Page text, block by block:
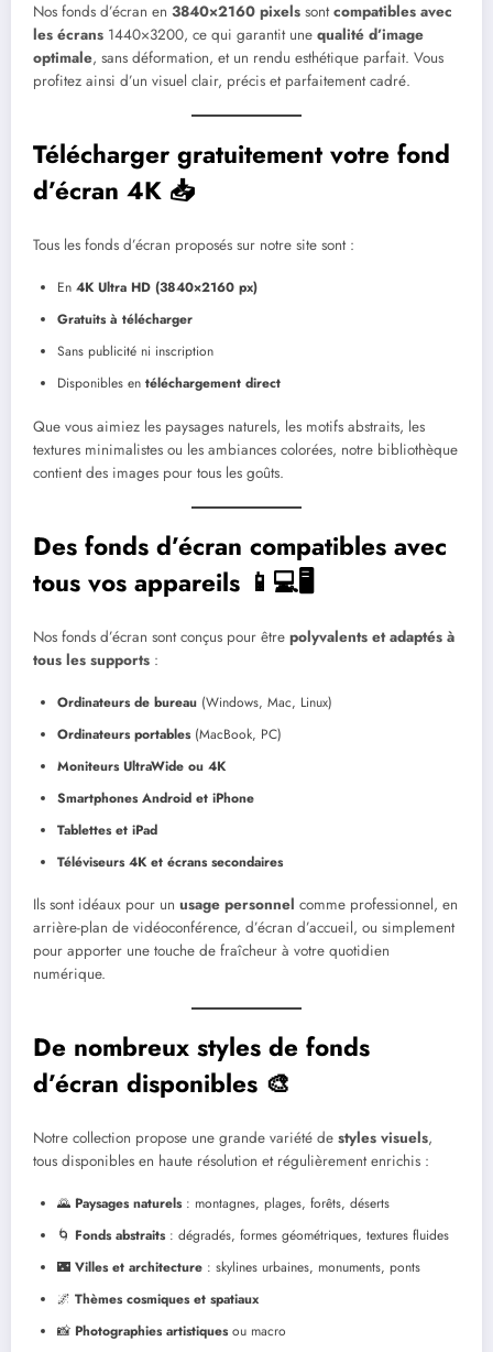
Nos fonds d’écran en 3840×2160 pixels sontcompatibles avec
les écrans 1440×3200, ce qui garantit une qualité d’image
optimale, sans déformation, et un rendu esthétique parfait. Vous
profitez ainsi d’un visuel clair, précis et parfaitement cadré.
Télécharger gratuitement votre fond
d’écran 4K 📥
Tous les fonds d’écran proposés sur notre site sont :
En 4K Ultra HD (3840×2160 px)
Gratuits à télécharger
Sans publicité ni inscription
Disponibles en téléchargement direct
Que vous aimiez les paysages naturels, les motifs abstraits, les
textures minimalistes ou les ambiances colorées, notre bibliothèque
contient des images pour tous les goûts.
Des fonds d’écran compatibles avec
tous vos appareils 📱💻🖥️
Nos fonds d’écran sont conçus pour être polyvalents et adaptés à
tous les supports :
Ordinateurs de bureau (Windows, Mac, Linux)
Ordinateurs portables(MacBook, PC)
Moniteurs UltraWide ou 4K
Smartphones Android et iPhone
Tablettes et iPad
Téléviseurs 4K et écrans secondaires
Ils sont idéaux pour un usage personnel comme professionnel, en
arrière-plan de vidéoconférence, d’écran d’accueil, ou simplement
pour apporter une touche de fraîcheur à votre quotidien
numérique.
De nombreux styles de fonds
d’écran disponibles 🎨
Notre collection propose une grande variété de styles visuels,
tous disponibles en haute résolution et régulièrement enrichis :
🌄 Paysages naturels: montagnes, plages, forêts, déserts
🌀 Fonds abstraits: dégradés, formes géométriques, textures fluides
🌃 Villes et architecture : skylines urbaines, monuments, ponts
🌌 Thèmes cosmiques et spatiaux
📸 Photographies artistiquesou macro